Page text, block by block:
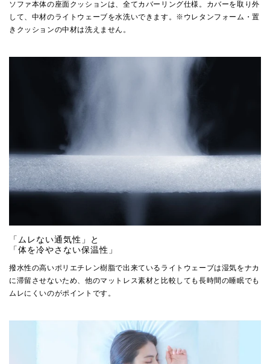
ソファ本体の座面クッションは、全てカバーリング仕様。カバーを取り外
して、中材のライトウェーブを水洗いできます。※ウレタンフォーム・置
きクッションの中材は洗えません。
「ムレない通気性」と
「体を冷やさない保温性」
撥水性の高いポリエチレン樹脂で出来ているライトウェーブは湿気をナカ
に滞留させないため、他のマットレス素材と比較しても長時間の睡眠でも
ムレにくいのがポイントです。